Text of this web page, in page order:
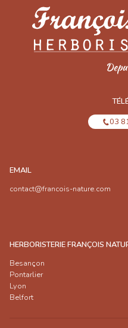
03
EMAIL
contact@francois-nature.com
HERBORISTERIE FRANÇOIS
Besançon
Pontarlier
Lyon
Belfort